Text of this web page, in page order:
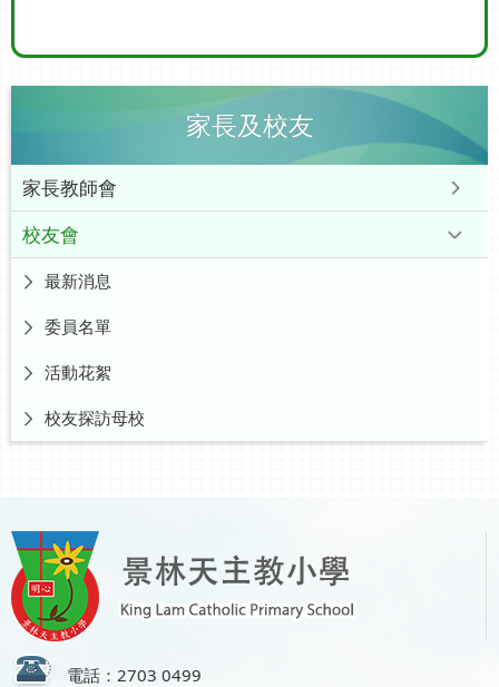
家長及校友
家長教師會
校友會
最新消息
委員名單
活動花絮
校友探訪母校
電話：2703 0499